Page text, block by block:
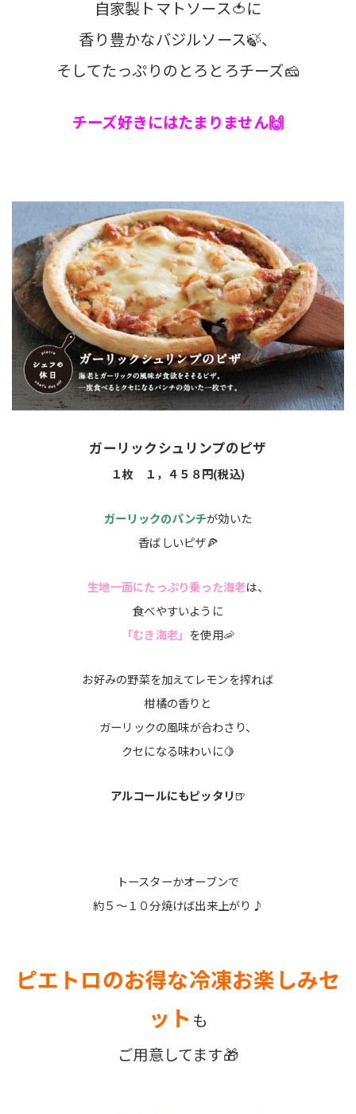
自家製トマトソース🍅に
香り豊かなバジルソース🍃、
そしてたっぷりのとろとろチーズ🧀
チーズ好きにはたまりません🙌
ガーリックシュリンプのピザ
１枚 １，４５８円(税込)
ガーリックのパンチが効いた
香ばしいピザ🍕
生地一面にたっぷり乗った海老は、
食べやすいように
「むき海老」 を使用🦐
お好みの野菜を加えてレモンを搾れば
柑橘の香りと
ガーリックの風味が合わさり、
クセになる味わいに🍋
アルコールにもピッタリ🍺
トースターかオーブンで
約５～１０分焼けば出来上がり♪
ピエトロのお得な冷凍お楽しみセ
ット も
ご用意してます🎁